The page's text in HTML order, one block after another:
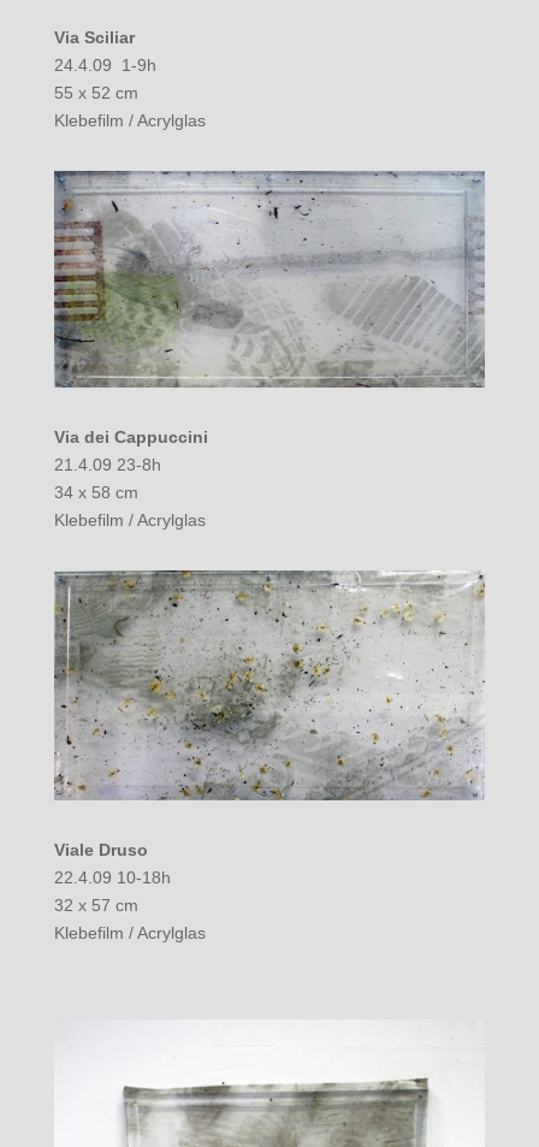
Via Sciliar
24.4.09 1-9h
55 x 52 cm
Klebefilm / Acrylglas
Via dei Cappuccini
21.4.09 23-8h
34 x 58 cm
Klebefilm / Acrylglas
Viale Druso
22.4.09 10-18h
32 x 57 cm
Klebefilm / Acrylglas